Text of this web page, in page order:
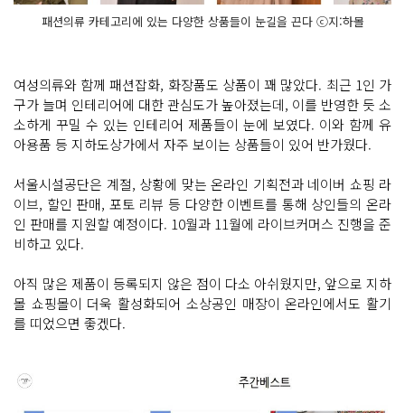
패션의류 카테고리에 있는 다양한 상품들이 눈길을 끈다 ⓒ지:하몰
여성의류와 함께 패션잡화, 화장품도 상품이 꽤 많았다. 최근 1인 가
구가 늘며 인테리어에 대한 관심도가 높아졌는데, 이를 반영한 듯 소
소하게 꾸밀 수 있는 인테리어 제품들이 눈에 보였다. 이와 함께 유
아용품 등 지하도상가에서 자주 보이는 상품들이 있어 반가웠다.
서울시설공단은 계절, 상황에 맞는 온라인 기획전과 네이버 쇼핑 라
이브, 할인 판매, 포토 리뷰 등 다양한 이벤트를 통해 상인들의 온라
인 판매를 지원할 예정이다. 10월과 11월에 라이브커머스 진행을 준
비하고 있다.
아직 많은 제품이 등록되지 않은 점이 다소 아쉬웠지만, 앞으로 지하
몰 쇼핑몰이 더욱 활성화되어 소상공인 매장이 온라인에서도 활기
를 띠었으면 좋겠다.